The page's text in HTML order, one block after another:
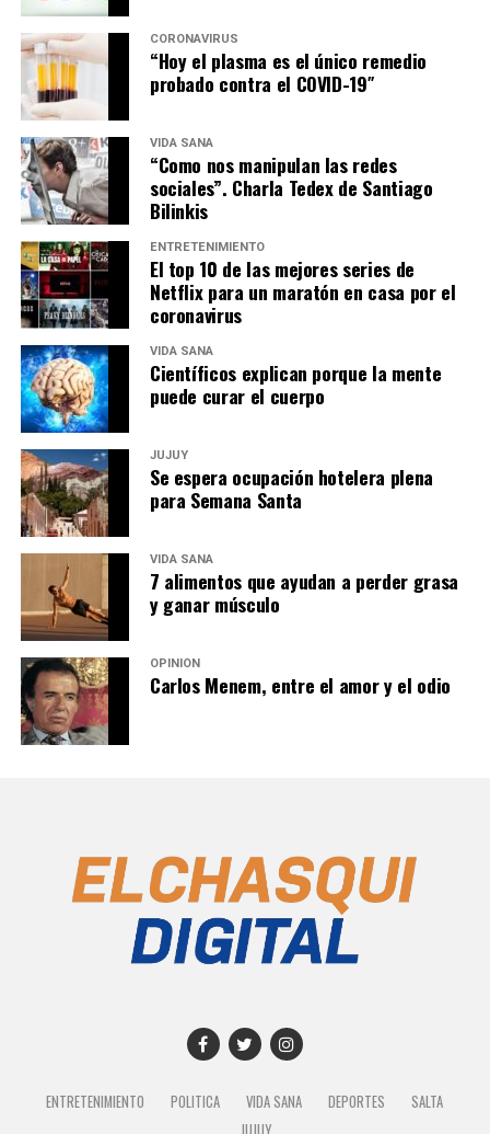
CORONAVIRUS
“Hoy el plasma es el único remedio
probado contra el COVID-19″
VIDA SANA
“Como nos manipulan las redes
sociales”. Charla Tedex de Santiago
Bilinkis
ENTRETENIMIENTO
El top 10 de las mejores series de
Netflix para un maratón en casa por el
coronavirus
VIDA SANA
Científicos explican porque la mente
puede curar el cuerpo
JUJUY
Se espera ocupación hotelera plena
para Semana Santa
VIDA SANA
7 alimentos que ayudan a perder grasa
y ganar músculo
OPINIÓN
Carlos Menem, entre el amor y el odio
ENTRETENIMIENTO POLITICA VIDA SANA DEPORTES
SALTA